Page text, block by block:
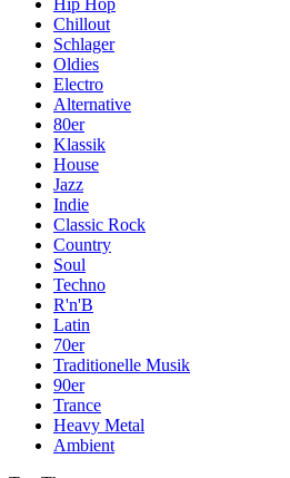
Hip Hop
Chillout
Schlager
Oldies
Electro
Alternative
80er
Klassik
House
Jazz
Indie
Classic Rock
Country
Soul
Techno
R'n'B
Latin
70er
Traditionelle Musik
90er
Trance
Heavy Metal
Ambient